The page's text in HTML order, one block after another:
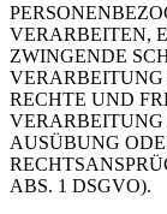
VERARBEITEN,
ZWINGENDE
VERARBEITUNG
RECHTE UND
AUSÜBUNG
ABS. 1 DSGVO).